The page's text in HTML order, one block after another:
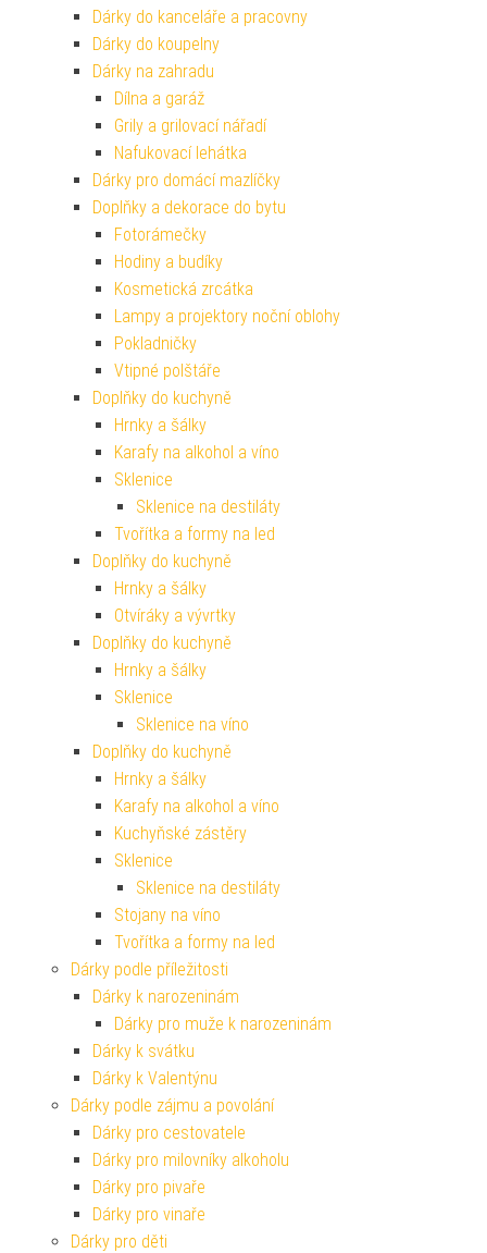
Dárky do kanceláře a pracovny
Dárky do koupelny
Dárky na zahradu
Dílna a garáž
Grily a grilovací nářadí
Nafukovací lehátka
Dárky pro domácí mazlíčky
Doplňky a dekorace do bytu
Fotorámečky
Hodiny a budíky
Kosmetická zrcátka
Lampy a projektory noční oblohy
Pokladničky
Vtipné polštáře
Doplňky do kuchyně
Hrnky a šálky
Karafy na alkohol a víno
Sklenice
Sklenice na destiláty
Tvořítka a formy na led
Doplňky do kuchyně
Hrnky a šálky
Otvíráky a vývrtky
Doplňky do kuchyně
Hrnky a šálky
Sklenice
Sklenice na víno
Doplňky do kuchyně
Hrnky a šálky
Karafy na alkohol a víno
Kuchyňské zástěry
Sklenice
Sklenice na destiláty
Stojany na víno
Tvořítka a formy na led
Dárky podle příležitosti
Dárky k narozeninám
Dárky pro muže k narozeninám
Dárky k svátku
Dárky k Valentýnu
Dárky podle zájmu a povolání
Dárky pro cestovatele
Dárky pro milovníky alkoholu
Dárky pro pivaře
Dárky pro vinaře
Dárky pro děti